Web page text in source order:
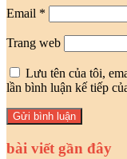
Email *
Trang web
Lưu tên của tôi,
lần bình luận kế tiếp
bài viết gần đây